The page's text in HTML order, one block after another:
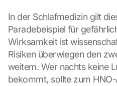
In der Schlafmedizin gilt
Paradebeispiel für
Wirksamkeit ist
Risiken überwiegen den
weitem. Wer nachts keine
bekommt, sollte zum